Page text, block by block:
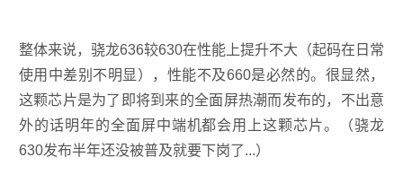
整体来说，骁龙636较630在性能上提升不大（起码在日常
使用中差别不明显），性能不及660是必然的。很显然，
这颗芯片是为了即将到来的全面屏热潮而发布的，不出意
外的话明年的全面屏中端机都会用上这颗芯片。（骁龙
630发布半年还没被普及就要下岗了...）